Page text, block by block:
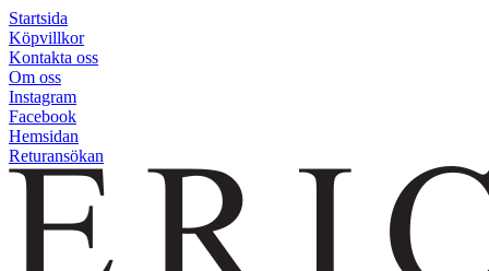
Startsida
Köpvillkor
Kontakta oss
Om oss
Instagram
Facebook
Hemsidan
Returansökan